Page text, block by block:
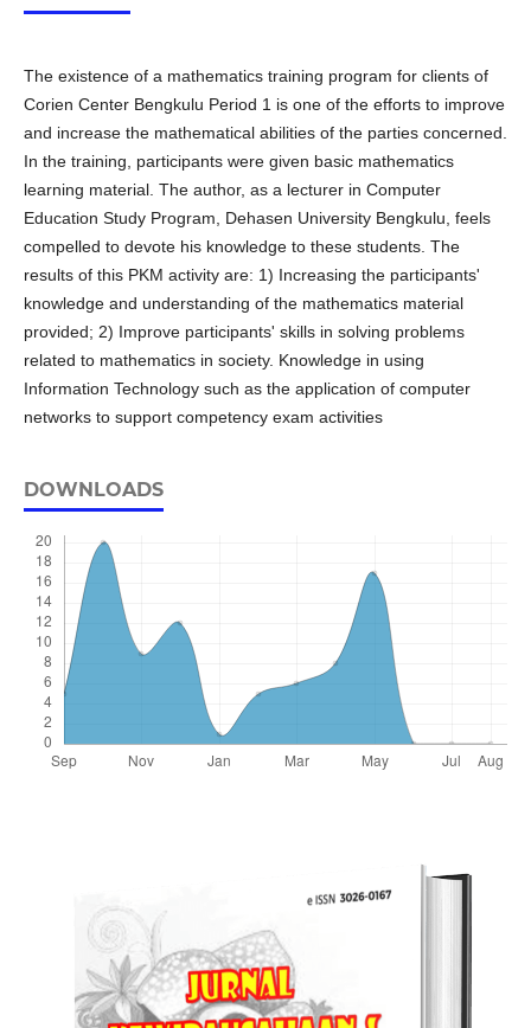
The existence of a mathematics training program for clients of
Corien Center Bengkulu Period 1 is one of the efforts to improve
and increase the mathematical abilities of the parties concerned.
In the training, participants were given basic mathematics
learning material. The author, as a lecturer in Computer
Education Study Program, Dehasen University Bengkulu, feels
compelled to devote his knowledge to these students. The
results of this PKM activity are: 1) Increasing the participants'
knowledge and understanding of the mathematics material
provided; 2) Improve participants' skills in solving problems
related to mathematics in society. Knowledge in using
Information Technology such as the application of computer
networks to support competency exam activities
DOWNLOADS